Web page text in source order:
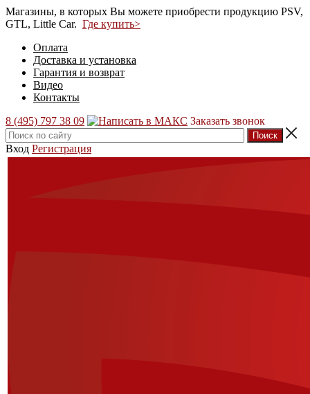
Магазины, в которых Вы можете приобрести продукцию PSV,
GTL, Little Car. Где купить>
Оплата
Доставка и установка
Гарантия и возврат
Видео
Контакты
8 (495) 797 38 09
Заказать звонок
Вход Регистрация